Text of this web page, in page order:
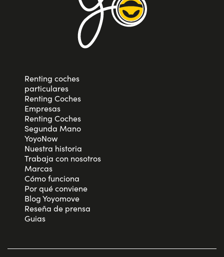
Renting coches
particulares
Renting Coches
Empresas
Renting Coches
Segunda Mano
YoyoNow
Nuestra historia
Trabaja con nosotros
Marcas
Cómo funciona
Por qué conviene
Blog Yoyomove
Reseña de prensa
Guias